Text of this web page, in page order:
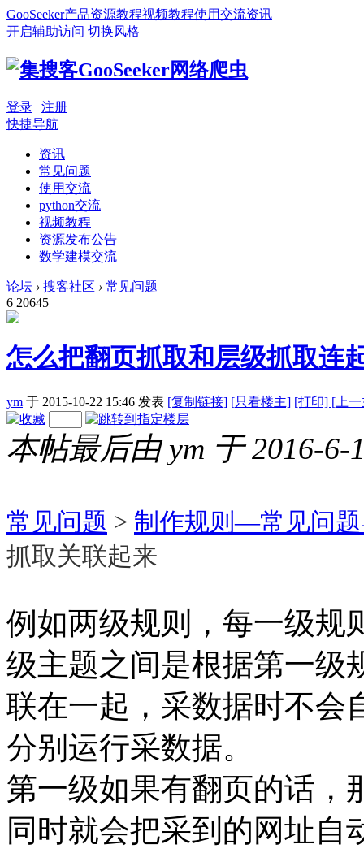
GooSeeker产品资源教程视频教程使用交流资讯
开启辅助访问 切换风格
登录 | 注册
快捷导航
资讯
常见问题
使用交流
python交流
视频教程
资源发布公告
数学建模交流
论坛 › 搜客社区 › 常见问题
6 20645
怎么把翻页抓取和层级抓取连
ym 于 2015-10-22 15:46 发表 [复制链接] [只看楼主] [打印] [上
本帖最后由 ym 于 2016-6-
常见问题 > 制作规则—常见问
抓取关联起来
例如两级规则，每一级规
级主题之间是根据第一级
联在一起，采数据时不会
分别运行采数据。
第一级如果有翻页的话，
同时就会把采到的网址自